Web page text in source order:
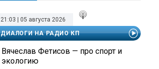
21:03 | 05 августа 2026
ДИАЛОГИ НА РАДИО КП
Вячеслав Фетисов — про спорт и
экологию